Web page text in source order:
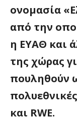
ονομασία
από την
η ΕΥΑΘ και
της χώρας
πουληθούν
και RWE.